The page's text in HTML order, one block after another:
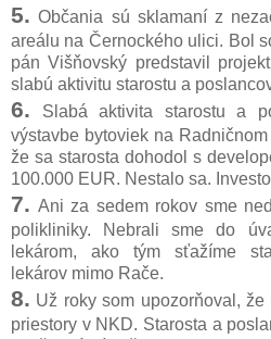
5. Občania sú sklamaní z
areálu na Černockého ulici. Bol
pán Višňovský predstavil
slabú aktivitu starostu a
6. Slabá aktivita starostu a
výstavbe bytoviek na
že sa starosta dohodol s
100.000 EUR. Nestalo sa.
7. Ani za sedem rokov sme
polikliniky. Nebrali sme do
lekárom, ako tým sťažíme
lekárov mimo Rače.
8. Už roky som upozorňoval,
priestory v NKD. Starosta a